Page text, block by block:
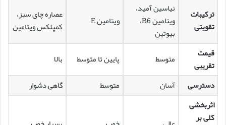
ترکیبات
تقویتی
نیاسین آمید،
ویتامین B6،
بیوتین
ویتامین E
عصاره چای سبز،
کمپلکس ویتامین
قیمت
تقریبی
متوسط پایین تا متوسط
بالا
دسترسی
آسان متوسط
گاهی دشوار
اثربخشی
کلی بر